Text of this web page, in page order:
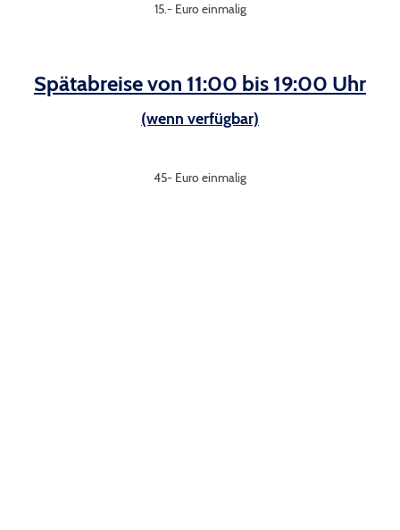
15.- Euro einmalig
Spätabreise von 11:00 bis 19:00 Uhr
(wenn verfügbar)
45- Euro einmalig